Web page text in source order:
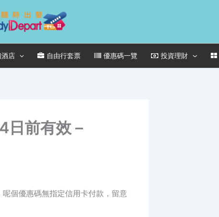
酒店 自由行套票 優惠碼一覽 投資理財
日前有效 –
個優惠碼無指定信用卡付款，留意